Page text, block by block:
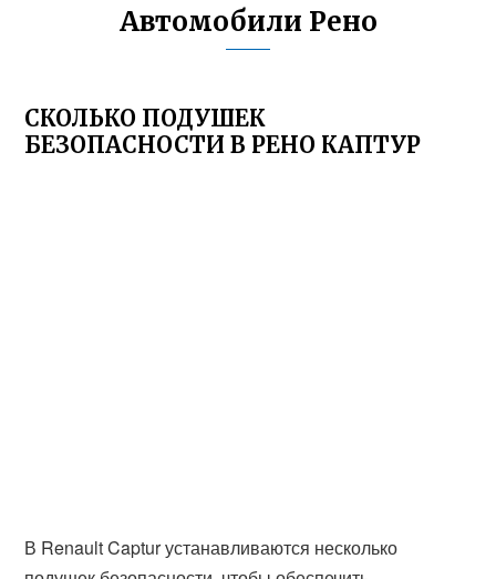
Автомобили Рено
СКОЛЬКО ПОДУШЕК
БЕЗОПАСНОСТИ В РЕНО КАПТУР
В Renault Captur устанавливаются несколько